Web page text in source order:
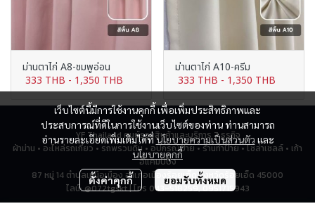
ม่านตาไก่ A8-ชมพูอ่อน
333 THB - 1,350 THB
ม่านตาไก่ A10-ครีม
333 THB - 1,350 THB
เว็บไซต์นี้มีการใช้งานคุกกี้ เพื่อเพิ่มประสิทธิภาพและ
ประสบการณ์ที่ดีในการใช้งานเว็บไซต์ของท่าน ท่านสามารถ
อ่านรายละเอียดเพิ่มเติมได้ที่นโยบายความเป็นส่วนตัว และ
นโยบายคุกกี้
ตั้งค่าคุกกี้ ยอมรับทั้งหมด
YF Thailand ศูนย์รวมสินค้าและบริการ 7 ธุรกิจ
ผ้าม่าน • อะไหล่รถเกี่ยว • รถพรวนดิน • อุปกรณ์ป้าย • ร้านทำป้าย • โซล่าเซลล์ • เก้า
อี้แคมป์ปิ้ง
87 หมู่ 14 ตำบลเหนือเมือง อำเภอเมืองร้อยเอ็ด จังหวัดร้อยเอ็ด 45000
ไลน์: @072tgskt | โทร 043-518259, 0951715943